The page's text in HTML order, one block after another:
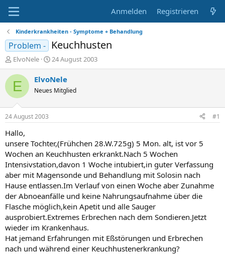
Anmelden Registrieren
Kinderkrankheiten - Symptome + Behandlung
Problem - Keuchhusten
E
r
s
e
r
ElvoNele
E
r
s
e
t
24 August 2003
E ElvoNele
Neues Mitglied
24 August 2003 #1
Hallo,
unsere Tochter,(Frühchen 28.W.725g) 5 Mon. alt, ist vor 5
Wochen an Keuchhusten erkrankt.Nach 5 Wochen
Intensivstation,davon 1 Woche intubiert,in guter Verfassung
aber mit Magensonde und Behandlung mit Solosin nach
Hause entlassen.Im Verlauf von einen Woche aber Zunahme
der Abnoeanfälle und keine Nahrungsaufnahme über die
Flasche möglich,kein Apetit und alle Sauger
ausprobiert.Extremes Erbrechen nach dem Sondieren.Jetzt
wieder im Krankenhaus.
Hat jemand Erfahrungen mit Eßstörungen und Erbrechen
nach und während einer Keuchhustenerkrankung?